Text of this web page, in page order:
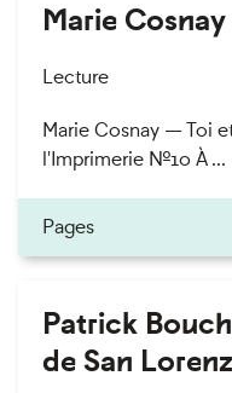
Marie
Lecture
Marie Cosnay — Toi
l'Imprimerie n°10 À ...
Pages
Patrick
de San